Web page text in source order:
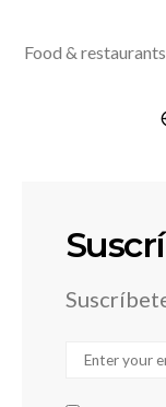
Food &